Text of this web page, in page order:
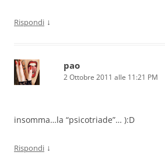
Rispondi ↓
pao
2 Ottobre 2011 alle 11:21 PM
insomma…la “psicotriade”… ):D
Rispondi ↓